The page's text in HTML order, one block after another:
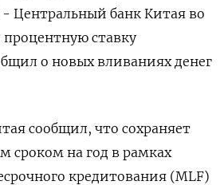
банк Китая во
ставку
о новых вливаниях денег
сообщил, что сохраняет
сроком на год в рамках
кредитования (MLF)